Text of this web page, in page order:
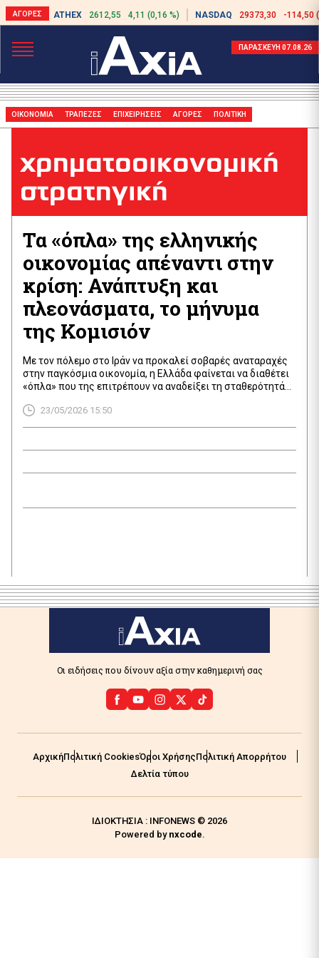
ATHEX 2612,55 4,11 (0,16 %) NASDAQ 29373,30 -114,50
ΠΑΡΑΣΚΕΥΗ 07.08.26
ΟΙΚΟΝΟΜΙΑ ΤΡΑΠΕΖΕΣ ΕΠΙΧΕΙΡΗΣΕΙΣ ΑΓΟΡΕΣ ΠΟΛΙΤΙΚΗ
χρηματοοικονομική
στρατηγική
Τα «όπλα» της ελληνικής
οικονομίας απέναντι στην
κρίση: Ανάπτυξη και
πλεονάσματα, το μήνυμα
της Κομισιόν
Με τον πόλεμο στο Ιράν να προκαλεί σοβαρές αναταραχές
στην παγκόσμια οικονομία, η Ελλάδα φαίνεται να διαθέτει
«όπλα» που της επιτρέπουν να αναδείξει τη σταθερότητά
υψηλοί ρυθμοί ανάπτυξης και τα εντυπωσιακά πρωτογενή
πλεονάσματα συνθέτουν ένα συγκριτικό πλεονέκτημα για
23/05/2026 15:50
Οι ειδήσεις που δίνουν αξία στην καθημερινή σας
ΑρχικήΠολιτική CookiesΌροι ΧρήσηςΠολιτική Απορρήτου
Δελτία τύπου
ΙΔΙΟΚΤΗΣΙΑ : INFONEWS © 2026
Powered by nxcode.